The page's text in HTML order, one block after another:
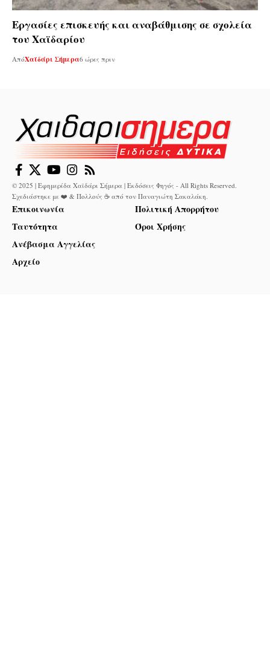
Εργασίες επισκευής και αναβάθμισης σε σχολεία
του Χαϊδαρίου
ΑπόΧαϊδάρι Σήμερα6 ώρες πριν
© 2025 | Εφημερίδα Χαϊδάρι Σήμερα | Εκδόσεις Φηγός - All Rights Reserved.
Σχεδιάστηκε με ❤️ & Πολλούς ☕ από τον Παναγιώτη Σακαλάκη
Επικοινωνία
Ταυτότητα
Ανέβασμα Αγγελίας
Αρχείο
Πολιτική Απορρήτου
Όροι Χρήσης